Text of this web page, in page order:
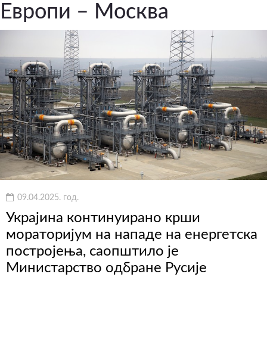
Европи – Москва
09.04.2025. год.
Украјина континуирано крши
мораторијум на нападе на енергетска
постројења, саопштило је
Министарство одбране Русије